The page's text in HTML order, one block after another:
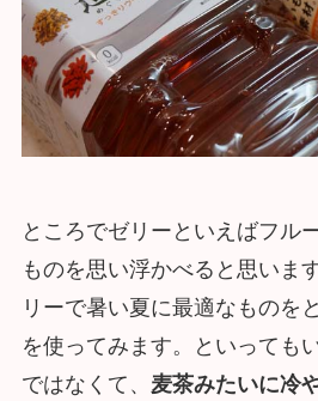
ところでゼリーといえばフル
ものを思い浮かべると思いま
リーで暑い夏に最適なものを
を使ってみます。といっても
ではなくて、 麦茶みたいに冷